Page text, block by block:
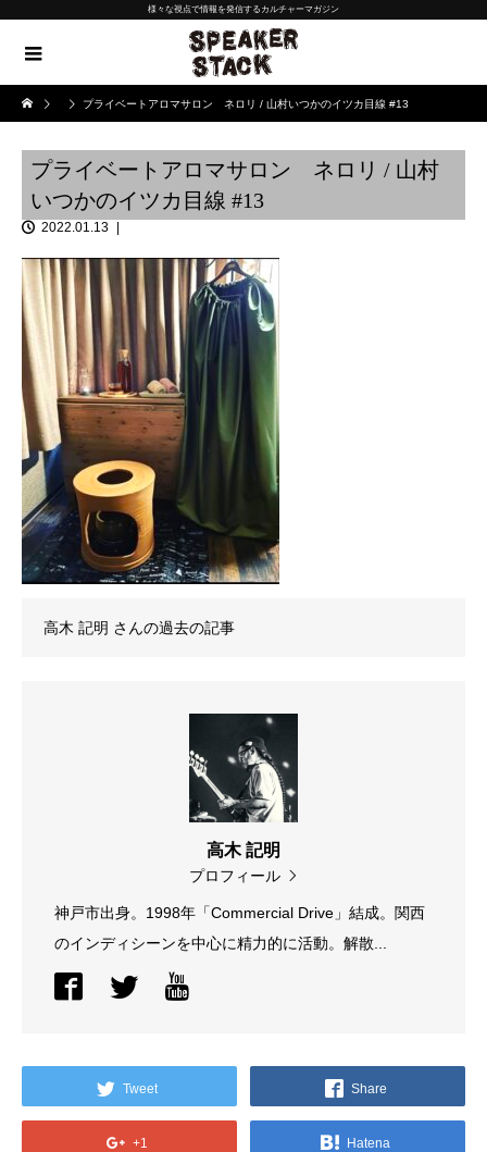
様々な視点で情報を発信するカルチャーマガジン
プライベートアロマサロン ネロリ / 山村いつかのイツカ目線 #13
プライベートアロマサロン ネロリ / 山村
いつかのイツカ目線 #13
2022.01.13
高木 記明 さんの過去の記事
高木 記明
プロフィール
神戸市出身。1998年「Commercial Drive」結成。関西
のインディシーンを中心に精力的に活動。解散...
Tweet Share
+1 Hatena